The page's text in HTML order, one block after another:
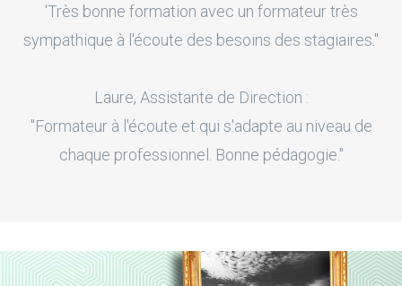
'Très bonne formation avec un formateur très
sympathique à l'écoute des besoins des stagiaires."
Laure, Assistante de Direction :
"Formateur à l'écoute et qui s'adapte au niveau de
chaque professionnel. Bonne pédagogie."